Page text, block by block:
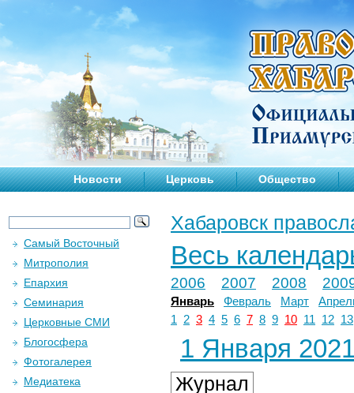
Новости Церковь Общество
Хабаровск
Весь
2006 2007 2008
Январь Февраль Март
1
2 3 4 5 6 7 8 9 10 11 12 13
1 Января
Журнал
Самый Восточный
Митрополия
Епархия
Семинария
Церковные СМИ
Блогосфера
Фотогалерея
Медиатека